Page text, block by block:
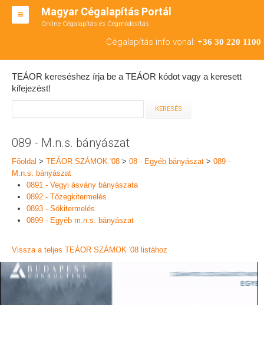
Magyar Cégalapítás Portál
Online Cégalapítás és Cégmódosítás
Cégalapítás info vonal: +36 30 220 1100
BT ALAPÍTÁS
RT ALAPÍTÁS
TEÁOR SZÁMOK '08
ENGEDÉLYKÖTELES
KAPCSOLAT
TEÁOR kereséshez írja be a TEÁOR kódot vagy a keresett
kifejezést!
089 - M.n.s. bányászat
Főoldal > TEÁOR SZÁMOK '08 > 08 - Egyéb bányászat > 089 -
M.n.s. bányászat
0891 - Vegyi ásvány bányászata
0892 - Tőzegkitermelés
0893 - Sókitermelés
0899 - Egyéb m.n.s. bányászat
Vissza a teljes TEÁOR SZÁMOK '08 listához